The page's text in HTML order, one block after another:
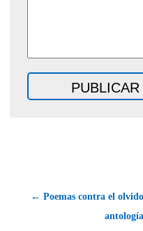
← Poemas contra el